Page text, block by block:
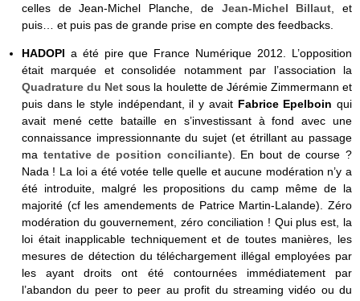
celles de Jean-Michel Planche, de Jean-Michel Billaut , et
puis… et puis pas de grande prise en compte des feedbacks.
HADOPI a été pire que France Numérique 2012. L’opposition
était marquée et consolidée notamment par l’association la
Quadrature du Net sous la houlette de Jérémie Zimmermann et
puis dans le style indépendant, il y avait Fabrice Epelboin qui
avait mené cette bataille en s’investissant à fond avec une
connaissance impressionnante du sujet (et étrillant au passage
ma tentative de position conciliante). En bout de course ?
Nada ! La loi a été votée telle quelle et aucune modération n’y a
été introduite, malgré les propositions du camp même de la
majorité (cf les amendements de Patrice Martin-Lalande). Zéro
modération du gouvernement, zéro conciliation ! Qui plus est, la
loi était inapplicable techniquement et de toutes manières, les
mesures de détection du téléchargement illégal employées par
les ayant droits ont été contournées immédiatement par
l’abandon du peer to peer au profit du streaming vidéo ou du